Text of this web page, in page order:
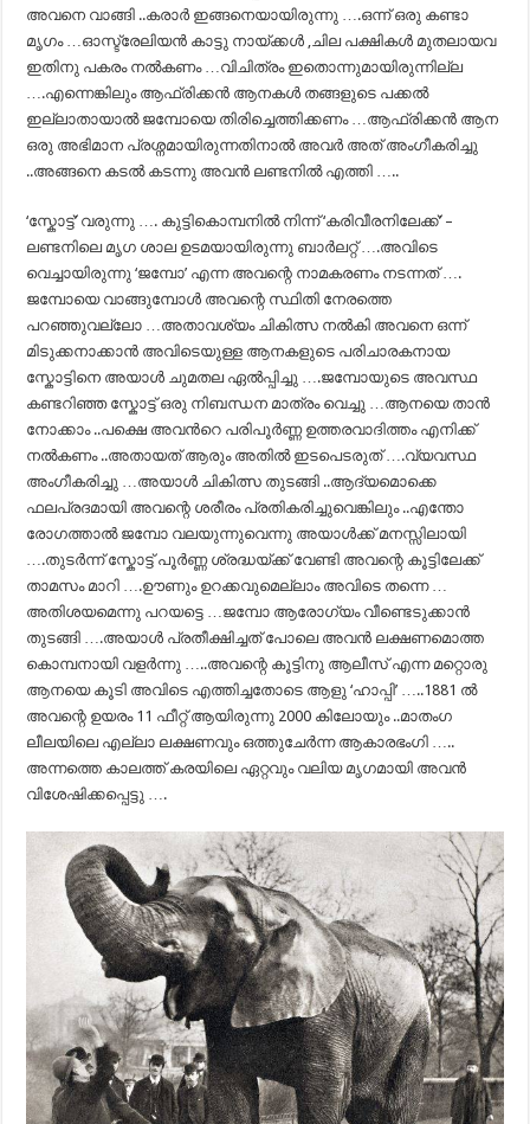
അവനെ വാങ്ങി ..കരാര്‍ ഇങ്ങനെയായിരുന്നു ….ഒന്ന് ഒരു കണ്ടാ
മൃഗം …ഓസ്ട്രേലിയന്‍ കാട്ടു നായ്ക്കള്‍ ,ചില പക്ഷികള്‍ മുതലായവ
ഇതിനു പകരം നല്‍കണം …വിചിത്രം ഇതൊന്നുമായിരുന്നില്ല
….എന്നെങ്കിലും ആഫ്രിക്കന്‍ ആനകള്‍ തങ്ങളുടെ പക്കല്‍
ഇല്ലാതായാല്‍ ജമ്പോയെ തിരിച്ചെത്തിക്കണം …ആഫ്രിക്കന്‍ ആന
ഒരു അഭിമാന പ്രശ്നമായിരുന്നതിനാല്‍ അവര്‍ അത് അംഗീകരിച്ചു
..അങ്ങനെ കടല്‍ കടന്നു അവന്‍ ലണ്ടനില്‍ എത്തി …..
‘സ്കോട്ട്’ വരുന്നു …. കുട്ടികൊമ്പനില്‍ നിന്ന് ‘കരിവീരനിലേക്ക്’ –
ലണ്ടനിലെ മൃഗ ശാല ഉടമയായിരുന്നു ബാര്‍ലറ്റ് ….അവിടെ
വെച്ചായിരുന്നു ‘ജമ്പോ’ എന്ന അവന്റെ നാമകരണം നടന്നത് ….
ജമ്പോയെ വാങ്ങുമ്പോള്‍ അവന്റെ സ്ഥിതി നേരത്തെ
പറഞ്ഞുവല്ലോ …അതാവശ്യം ചികിത്സ നല്‍കി അവനെ ഒന്ന്
മിടുക്കനാക്കാന്‍ അവിടെയുള്ള ആനകളുടെ പരിചാരകനായ
സ്കോട്ടിനെ അയാള്‍ ചുമതല ഏല്‍പ്പിച്ചു ….ജമ്പോയുടെ അവസ്ഥ
കണ്ടറിഞ്ഞ സ്കോട്ട് ഒരു നിബന്ധന മാത്രം വെച്ചു …ആനയെ താന്‍
നോക്കാം ..പക്ഷെ അവന്‍റെ പരിപൂര്‍ണ്ണ ഉത്തരവാദിത്തം എനിക്ക്
നല്‍കണം ..അതായത് ആരും അതില്‍ ഇടപെടരുത് ….വ്യവസ്ഥ
അംഗീകരിച്ചു …അയാള്‍ ചികിത്സ തുടങ്ങി ..ആദ്യമൊക്കെ
ഫലപ്രദമായി അവന്റെ ശരീരം പ്രതികരിച്ചുവെങ്കിലും ..എന്തോ
രോഗത്താല്‍ ജമ്പോ വലയുന്നുവെന്നു അയാള്‍ക്ക് മനസ്സിലായി
….തുടര്‍ന്ന് സ്കോട്ട് പൂര്‍ണ്ണ ശ്രദ്ധയ്ക്ക് വേണ്ടി അവന്റെ കൂട്ടിലേക്ക്
താമസം മാറി ….ഊണും ഉറക്കവുമെല്ലാം അവിടെ തന്നെ …
അതിശയമെന്നു പറയട്ടെ …ജമ്പോ ആരോഗ്യം വീണ്ടെടുക്കാന്‍
തുടങ്ങി ….അയാള്‍ പ്രതീക്ഷിച്ചത് പോലെ അവന്‍ ലക്ഷണമൊത്ത
കൊമ്പനായി വളര്‍ന്നു …..അവന്റെ കൂട്ടിനു ആലീസ് എന്ന മറ്റൊരു
ആനയെ കൂടി അവിടെ എത്തിച്ചതോടെ ആളു ‘ഹാപ്പി’ …..1881 ല്‍
അവന്റെ ഉയരം 11 ഫീറ്റ്‌ ആയിരുന്നു 2000 കിലോയും ..മാതംഗ
ലീലയിലെ എല്ലാ ലക്ഷണവും ഒത്തുചേര്‍ന്ന ആകാരഭംഗി …..
അന്നത്തെ കാലത്ത് കരയിലെ ഏറ്റവും വലിയ മൃഗമായി അവന്‍
വിശേഷിക്കപ്പെട്ടു ….